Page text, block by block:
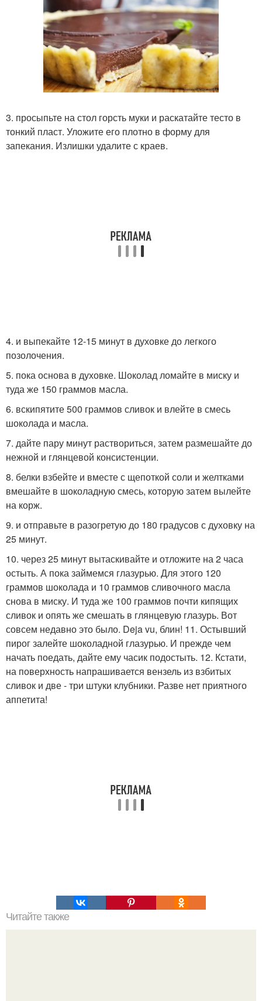
3. просыпьте на стол горсть муки и раскатайте тесто в
тонкий пласт. Уложите его плотно в форму для
запекания. Излишки удалите с краев.
4. и выпекайте 12-15 минут в духовке до легкого
позолочения.
5. пока основа в духовке. Шоколад ломайте в миску и
туда же 150 граммов масла.
6. вскипятите 500 граммов сливок и влейте в смесь
шоколада и масла.
7. дайте пару минут раствориться, затем размешайте до
нежной и глянцевой консистенции.
8. белки взбейте и вместе с щепоткой соли и желтками
вмешайте в шоколадную смесь, которую затем вылейте
на корж.
9. и отправьте в разогретую до 180 градусов с духовку на
25 минут.
10. через 25 минут вытаскивайте и отложите на 2 часа
остыть. А пока займемся глазурью. Для этого 120
граммов шоколада и 10 граммов сливочного масла
снова в миску. И туда же 100 граммов почти кипящих
сливок и опять же смешать в глянцевую глазурь. Вот
совсем недавно это было. Deja vu, блин! 11. Остывший
пирог залейте шоколадной глазурью. И прежде чем
начать поедать, дайте ему часик подостыть. 12. Кстати,
на поверхность напрашивается вензель из взбитых
сливок и две - три штуки клубники. Разве нет приятного
аппетита!
Читайте также